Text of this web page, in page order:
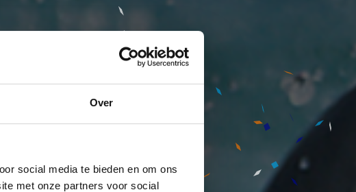
Over
social media te bieden en om ons
met onze partners voor social